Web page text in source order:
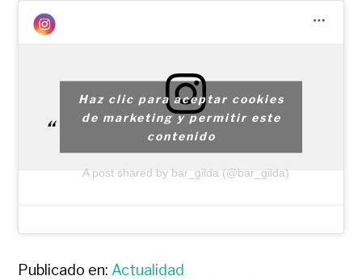
A post shared by bar_gilda (@bar_gilda)
Haz clic para aceptar cookies
de marketing y permitir este
contenido
Publicado en: Actualidad